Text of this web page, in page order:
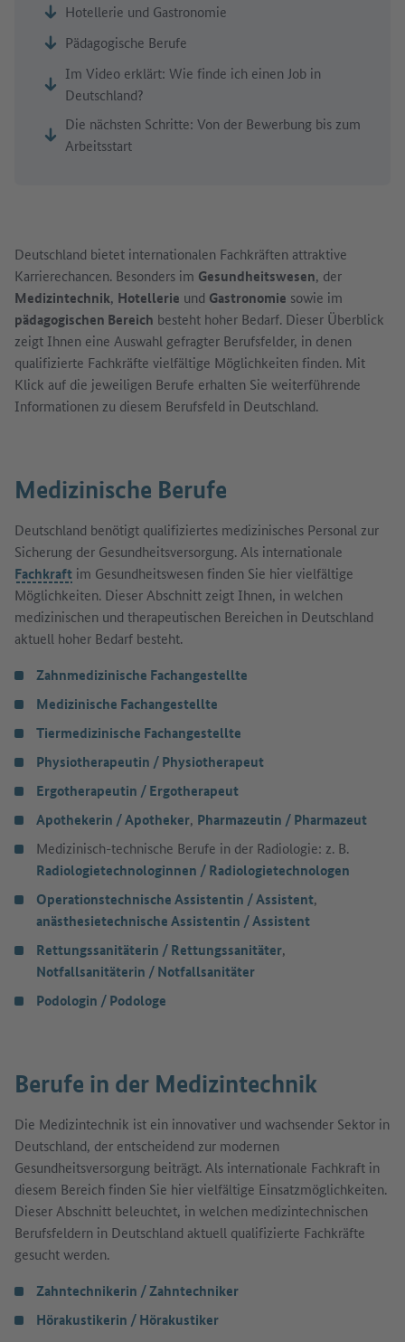
Hotellerie und Gastronomie
Pädagogische Berufe
Im Video erklärt: Wie finde ich einen Job in
Deutschland?
Die nächsten Schritte: Von der Bewerbung bis zum
Arbeitsstart
Deutschland bietet internationalen Fachkräften attraktive
Karrierechancen. Besonders im Gesundheitswesen, der
Medizintechnik, Hotellerie und Gastronomie sowie im
pädagogischen Bereich besteht hoher Bedarf. Dieser Überblick
zeigt Ihnen eine Auswahl gefragter Berufsfelder, in denen
qualifizierte Fachkräfte vielfältige Möglichkeiten finden. Mit
Klick auf die jeweiligen Berufe erhalten Sie weiterführende
Informationen zu diesem Berufsfeld in Deutschland.
Medizinische Berufe
Deutschland benötigt qualifiziertes medizinisches Personal zur
Sicherung der Gesundheitsversorgung. Als internationale
Fachkraft im Gesundheitswesen finden Sie hier vielfältige
Möglichkeiten. Dieser Abschnitt zeigt Ihnen, in welchen
medizinischen und therapeutischen Bereichen in Deutschland
aktuell hoher Bedarf besteht.
Zahnmedizinische Fachangestellte
Medizinische Fachangestellte
Tiermedizinische Fachangestellte
Physiotherapeutin / Physiotherapeut
Ergotherapeutin / Ergotherapeut
Apothekerin / Apotheker, Pharmazeutin / Pharmazeut
Medizinisch-technische Berufe in der Radiologie: z. B.
Radiologietechnologinnen / Radiologietechnologen
Operationstechnische Assistentin / Assistent,
anästhesietechnische Assistentin / Assistent
Rettungssanitäterin / Rettungssanitäter,
Notfallsanitäterin / Notfallsanitäter
Podologin / Podologe
Berufe in der Medizintechnik
Die Medizintechnik ist ein innovativer und wachsender Sektor in
Deutschland, der entscheidend zur modernen
Gesundheitsversorgung beiträgt. Als internationale Fachkraft in
diesem Bereich finden Sie hier vielfältige Einsatzmöglichkeiten.
Dieser Abschnitt beleuchtet, in welchen medizintechnischen
Berufsfeldern in Deutschland aktuell qualifizierte Fachkräfte
gesucht werden.
Zahntechnikerin / Zahntechniker
Hörakustikerin / Hörakustiker